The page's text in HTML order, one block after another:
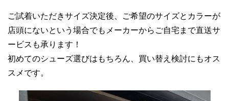
ご試着いただきサイズ決定後、ご希望のサイズとカラーが
店頭にないという場合でもメーカーからご自宅まで直送サ
ービスも承ります！
初めてのシューズ選びはもちろん、買い替え検討にもオス
スメです。